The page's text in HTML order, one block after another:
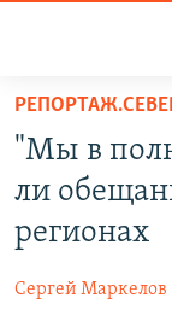
доступа
Вернуться
основному
Вернутся
ПРОГРАММЫ
ПОДКАСТЫ
МНЕНИЯ
"Мы в
ли
регионах
Сергей Маркелов